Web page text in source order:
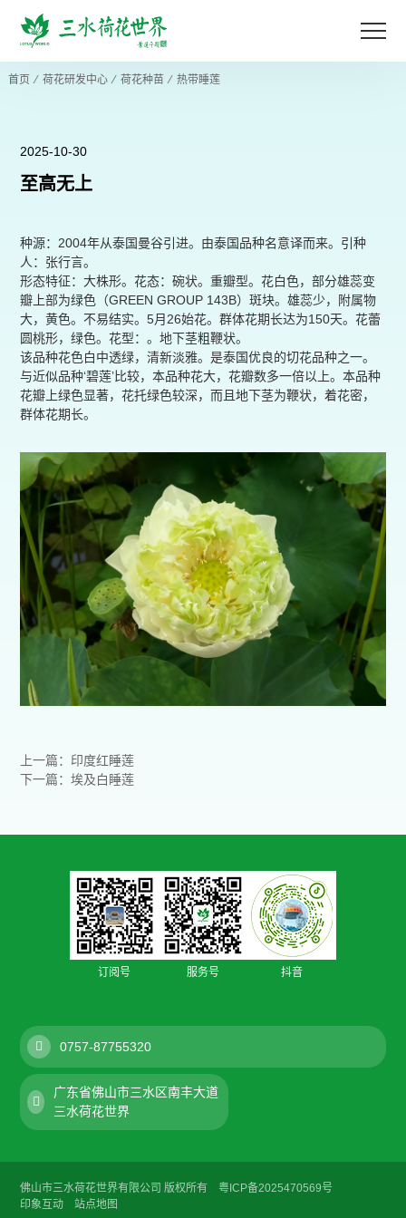
首页 ⁄ 荷花研发中心⁄ 荷花种苗 ⁄ 热带睡莲
2025-10-30
至高无上
种源：2004年从泰国曼谷引进。由泰国品种名意译而来。引种
人：张行言。
形态特征：大株形。花态：碗状。重瓣型。花白色，部分雄蕊变
瓣上部为绿色（GREEN GROUP 143B）斑块。雄蕊少，附属物
大，黄色。不易结实。5月26始花。群体花期长达为150天。花蕾
圆桃形，绿色。花型：。地下茎粗鞭状。
该品种花色白中透绿，清新淡雅。是泰国优良的切花品种之一。
与近似品种‘碧莲’比较，本品种花大，花瓣数多一倍以上。本品种
花瓣上绿色显著，花托绿色较深，而且地下茎为鞭状，着花密，
群体花期长。
上一篇：印度红睡莲
下一篇：埃及白睡莲
订阅号 服务号 抖音
0757-87755320
广东省佛山市三水区南丰大道
三水荷花世界
佛山市三水荷花世界有限公司 版权所有粤ICP备2025470569号
印象互动
站点地图